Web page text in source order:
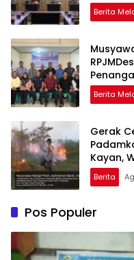
Berita
Berita
Gerak
Kayan,
Berita
Pos Populer